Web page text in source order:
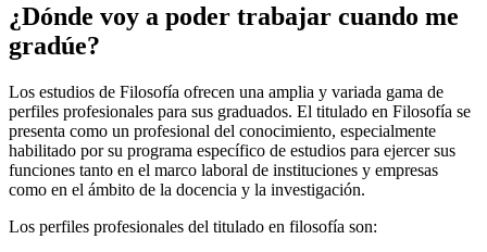
¿Dónde voy a poder trabajar cuando me
gradúe?
Los estudios de Filosofía ofrecen una amplia y variada gama de
perfiles profesionales para sus graduados. El titulado en Filosofía se
presenta como un profesional del conocimiento, especialmente
habilitado por su programa específico de estudios para ejercer sus
funciones tanto en el marco laboral de instituciones y empresas
como en el ámbito de la docencia y la investigación.
Los perfiles profesionales del titulado en filosofía son: